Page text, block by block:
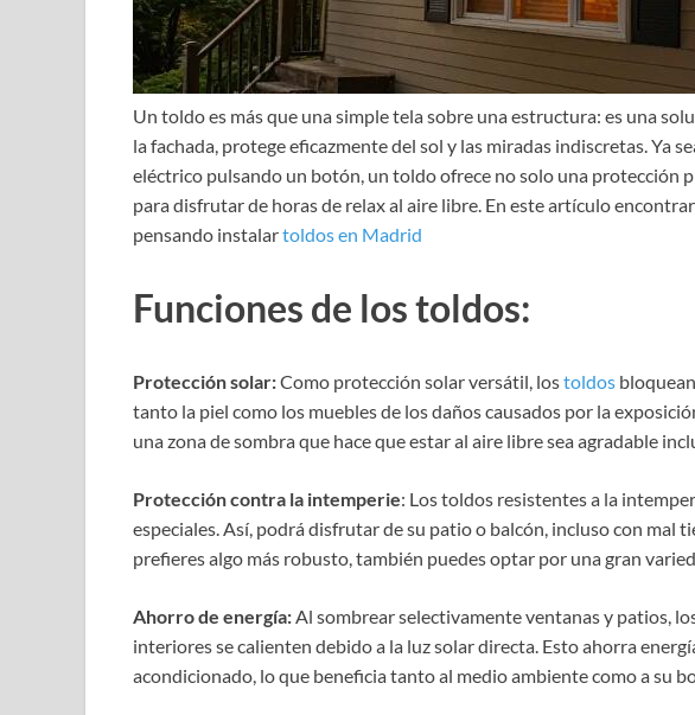
Un toldo es más que una simple tela sobre una estructura: es una
la fachada, protege eficazmente del sol y las miradas indiscretas. Ya
eléctrico pulsando un botón, un toldo ofrece no solo una protección
para disfrutar de horas de relax al aire libre. En este artículo
pensando instalartoldos en Madrid
Funciones de los toldos:
Protección solar:Como protección solar versátil, lostoldos
tanto la piel como los muebles de los daños causados ​​por la
una zona de sombra que hace que estar al aire libre sea agradable
Protección contra la intemperie: Los toldos resistentes a la
especiales. Así, podrá disfrutar de su patio o balcón, incluso con mal
prefieres algo más robusto, también puedes optar por una gran
Ahorro de energía:Al sombrear selectivamente ventanas y patios,
interiores se calienten debido a la luz solar directa. Esto ahorra
acondicionado, lo que beneficia tanto al medio ambiente como a su